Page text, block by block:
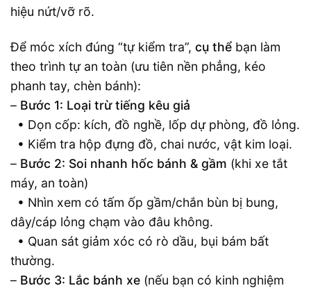
hiệu nứt/vỡ rõ.
Để móc xích đúng “tự kiểm tra”, cụ thể bạn làm
theo trình tự an toàn (ưu tiên nền phẳng, kéo
phanh tay, chèn bánh):
– Bước 1: Loại trừ tiếng kêu giả
• Dọn cốp: kích, đồ nghề, lốp dự phòng, đồ lỏng.
• Kiểm tra hộp đựng đồ, chai nước, vật kim loại.
– Bước 2: Soi nhanh hốc bánh & gầm (khi xe tắt
máy, an toàn)
• Nhìn xem có tấm ốp gầm/chắn bùn bị bung,
dây/cáp lỏng chạm vào đâu không.
• Quan sát giảm xóc có rò dầu, bụi bám bất
thường.
– Bước 3: Lắc bánh xe (nếu bạn có kinh nghiệm